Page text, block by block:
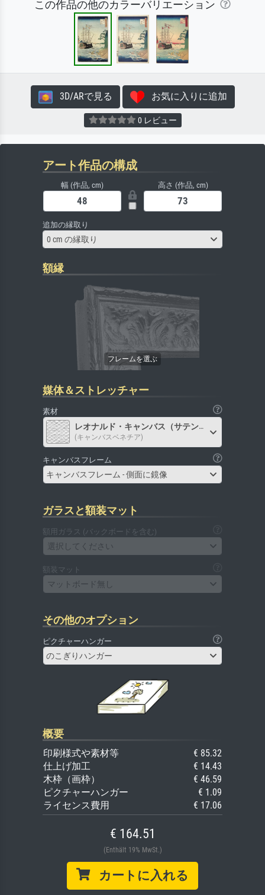
この作品の他のカラーバリエーション
3D/ARで見る お気に入りに追加
0 レビュー
アート作品の構成
幅 (作品, cm) 高さ (作品, cm)
追加の縁取り
0 cm の縁取り
額縁
媒体＆ストレッチャー
素材
レオナルド・キャンバス（サテン）
(キャンバスベネチア)
キャンバスフレーム
キャンバスフレーム - 側面に鏡像
ガラスと額装マット
額用ガラス (バックボードを含む)
選択してください
額装マット
マットボード無し
その他のオプション
ピクチャーハンガー
のこぎりハンガー
概要
印刷様式や素材等
€ 85.32
仕上げ加工
€ 14.43
木枠（画枠）
€ 46.59
ピクチャーハンガー
€ 1.09
ライセンス費用
€ 17.06
€ 164.51
(Enthält 19% MwSt.)
カートに入れる